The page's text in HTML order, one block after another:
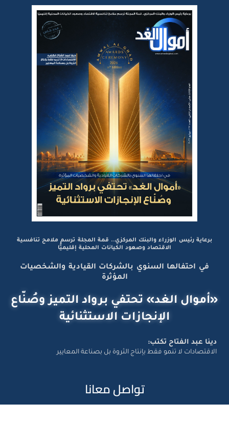
برعاية رئيس الوزراء والبنك المركزي.. قمة المجلة ترسم ملامح تنافسية
الاقتصاد وصعود الكيانات المحلية إقليميًّا
في احتفالها السنوي بالشركات القيادية والشخصيات
المؤثرة
«أموال الغد» تحتفي برواد التميز وصُنّاع
الإنجازات الاستثنائية
دينا عبد الفتاح تكتب:
الاقتصادات لا تنمو فقط بإنتاج الثروة بل بصناعة المعايير
تواصل معانا